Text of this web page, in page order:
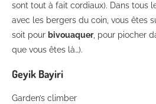
sont tout à fait cordiaux). Dans tous
avec les bergers du coin, vous êtes
soit pour bivouaquer, pour piocher
que vous êtes là…).
Geyik Bayiri
Garden’s climber